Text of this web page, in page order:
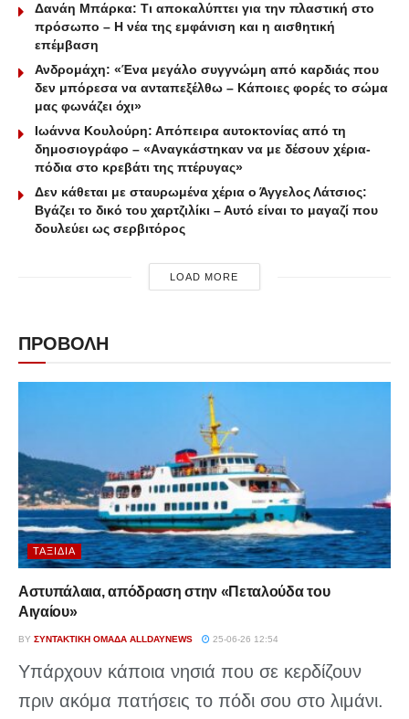
Δανάη Μπάρκα: Τι αποκαλύπτει για την πλαστική στο
πρόσωπο – Η νέα της εμφάνιση και η αισθητική
επέμβαση
Ανδρομάχη: «Ένα μεγάλο συγγνώμη από καρδιάς που
δεν μπόρεσα να ανταπεξέλθω – Κάποιες φορές το σώμα
μας φωνάζει όχι»
Ιωάννα Κουλούρη: Απόπειρα αυτοκτονίας από τη
δημοσιογράφο – «Aναγκάστηκαν να με δέσουν χέρια-
πόδια στο κρεβάτι της πτέρυγας»
Δεν κάθεται με σταυρωμένα χέρια ο Άγγελος Λάτσιος:
Βγάζει το δικό του χαρτζιλίκι – Αυτό είναι το μαγαζί που
δουλεύει ως σερβιτόρος
LOAD MORE
ΠΡΟΒΟΛΗ
ΤΑΞΊΔΙΑ
Αστυπάλαια, απόδραση στην «Πεταλούδα του
Αιγαίου»
BY ΣΥΝΤΑΚΤΙΚΉ ΟΜΆΔΑ ALLDAYNEWS 25-06-26 12:54
Υπάρχουν κάποια νησιά που σε κερδίζουν
πριν ακόμα πατήσεις το πόδι σου στο λιμάνι.